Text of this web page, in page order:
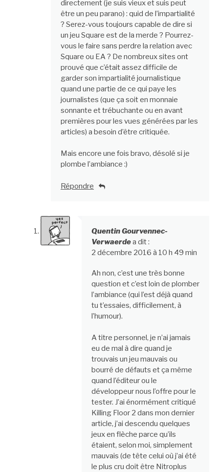
directement (je suis vieux et suis peut
être un peu parano) : quid de l’impartialité
? Serez-vous toujours capable de dire si
un jeu Square est de la merde ? Pourrez-
vous le faire sans perdre la relation avec
Square ou EA ? De nombreux sites ont
prouvé que c’était assez difficile de
garder son impartialité journalistique
quand une partie de ce qui paye les
journalistes (que ça soit en monnaie
sonnante et trébuchante ou en avant
premières pour les vues générées par les
articles) a besoin d’être critiquée.
Mais encore une fois bravo, désolé si je
plombe l’ambiance :)
Répondre
Quentin Gourvennec-
Verwaerdea dit :
2 décembre 2016 à 10 h 49 min
Ah non, c’est une très bonne
question et c’est loin de plomber
l’ambiance (qui l’est déjà quand
tu t’essaies, difficilement, à
l’humour).
A titre personnel, je n’ai jamais
eu de mal à dire quand je
trouvais un jeu mauvais ou
bourré de défauts et ça même
quand l’éditeur ou le
développeur nous l’offre pour le
tester. J’ai énormément critiqué
Killing Floor 2 dans mon dernier
article, j’ai descendu quelques
jeux en flèche parce qu’ils
étaient, selon moi, simplement
mauvais (de tête celui où j’ai été
le plus cru doit être Nitroplus